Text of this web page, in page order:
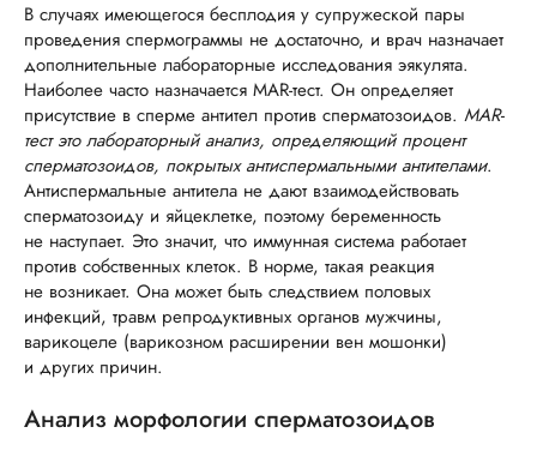
В случаях имеющегося бесплодия у супружеской пары
проведения спермограммы не достаточно, и врач назначает
дополнительные лабораторные исследования эякулята.
Наиболее часто назначается MAR-тест. Он определяет
присутствие в сперме антител против сперматозоидов. MAR-
тест это лабораторный анализ, определяющий процент
сперматозоидов, покрытых антиспермальными антителами.
Антиспермальные антитела не дают взаимодействовать
сперматозоиду и яйцеклетке, поэтому беременность
не наступает. Это значит, что иммунная система работает
против собственных клеток. В норме, такая реакция
не возникает. Она может быть следствием половых
инфекций, травм репродуктивных органов мужчины,
варикоцеле (варикозном расширении вен мошонки)
и других причин.
Анализ морфологии сперматозоидов